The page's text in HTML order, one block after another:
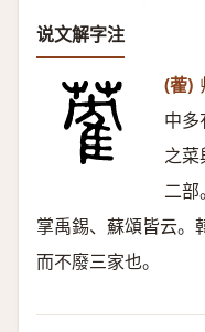
说文解字注
(蒮)
中多
之菜
二部
掌禹錫、蘇頌皆云。
而不廢三家也。